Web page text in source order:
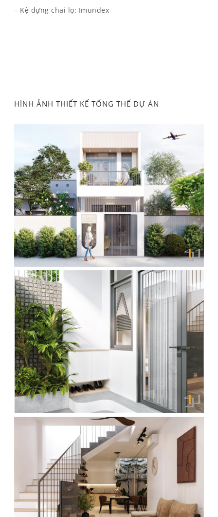
– Kệ đựng chai lọ: Imundex
HÌNH ẢNH THIẾT KẾ TỔNG THỂ DỰ ÁN